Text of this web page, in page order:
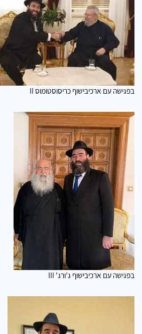
בפגישה עם ארכיבישוף כריסוסטומוס II
בפגישה עם ארכיבישוף ג’ורג’ III